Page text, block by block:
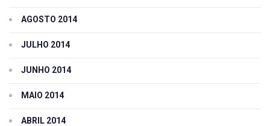
AGOSTO 2014
JULHO 2014
JUNHO 2014
MAIO 2014
ABRIL 2014